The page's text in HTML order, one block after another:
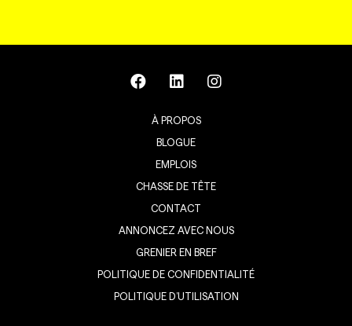
À PROPOS
BLOGUE
EMPLOIS
CHASSE DE TÊTE
CONTACT
ANNONCEZ AVEC NOUS
GRENIER EN BREF
POLITIQUE DE CONFIDENTIALITÉ
POLITIQUE D’UTILISATION